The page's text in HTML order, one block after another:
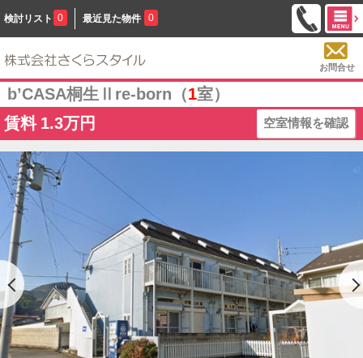
検討リスト 0 最近見た物件 0
お問合せ
b’CASA桐生Ⅱre-born（1室）
賃料 1.3万円 空室情報を確認